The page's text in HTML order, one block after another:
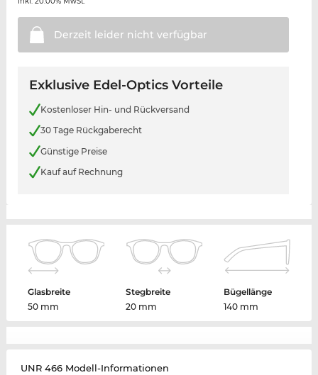
Derzeit leider nicht verfügbar
Exklusive Edel-Optics Vorteile
Kostenloser Hin- und Rückversand
30 Tage Rückgaberecht
Günstige Preise
Kauf auf Rechnung
Glasbreite
50 mm
Stegbreite
20 mm
Bügellänge
140 mm
UNR 466 Modell-Informationen